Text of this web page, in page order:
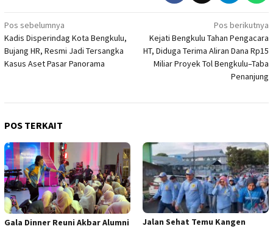
Navigasi
pos
Pos sebelumnya
Kadis Disperindag Kota Bengkulu,
Bujang HR, Resmi Jadi Tersangka
Kasus Aset Pasar Panorama
Pos berikutnya
Kejati Bengkulu Tahan Pengacara
HT, Diduga Terima Aliran Dana Rp15
Miliar Proyek Tol Bengkulu–Taba
Penanjung
POS TERKAIT
Gala Dinner Reuni Akbar Alumni
Jalan Sehat Temu Kangen